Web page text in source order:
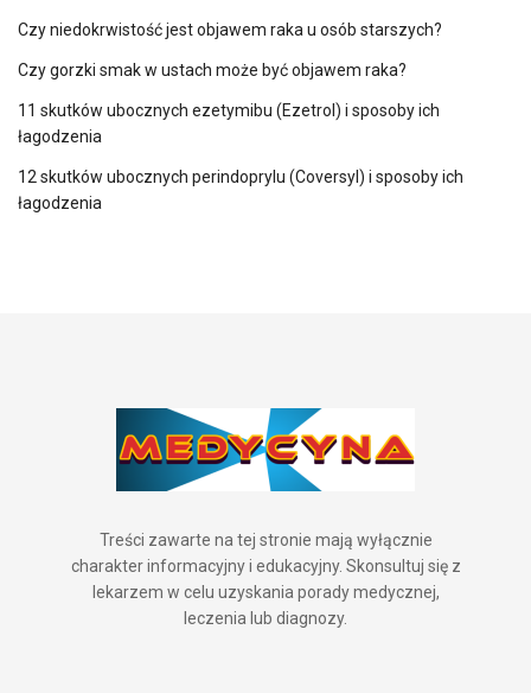
Czy niedokrwistość jest objawem raka u osób starszych?
Czy gorzki smak w ustach może być objawem raka?
11 skutków ubocznych ezetymibu (Ezetrol) i sposoby ich
łagodzenia
12 skutków ubocznych perindoprylu (Coversyl) i sposoby ich
łagodzenia
Treści zawarte na tej stronie mają wyłącznie
charakter informacyjny i edukacyjny. Skonsultuj się z
lekarzem w celu uzyskania porady medycznej,
leczenia lub diagnozy.